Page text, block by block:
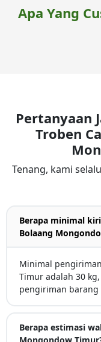
Apa Yang
Pertanyaan
Troben
Tenang, kami
Berapa minimal
Bolaang
Minimal
Timur adalah 30
pengiriman barang
Berapa estimasi
Mongondow